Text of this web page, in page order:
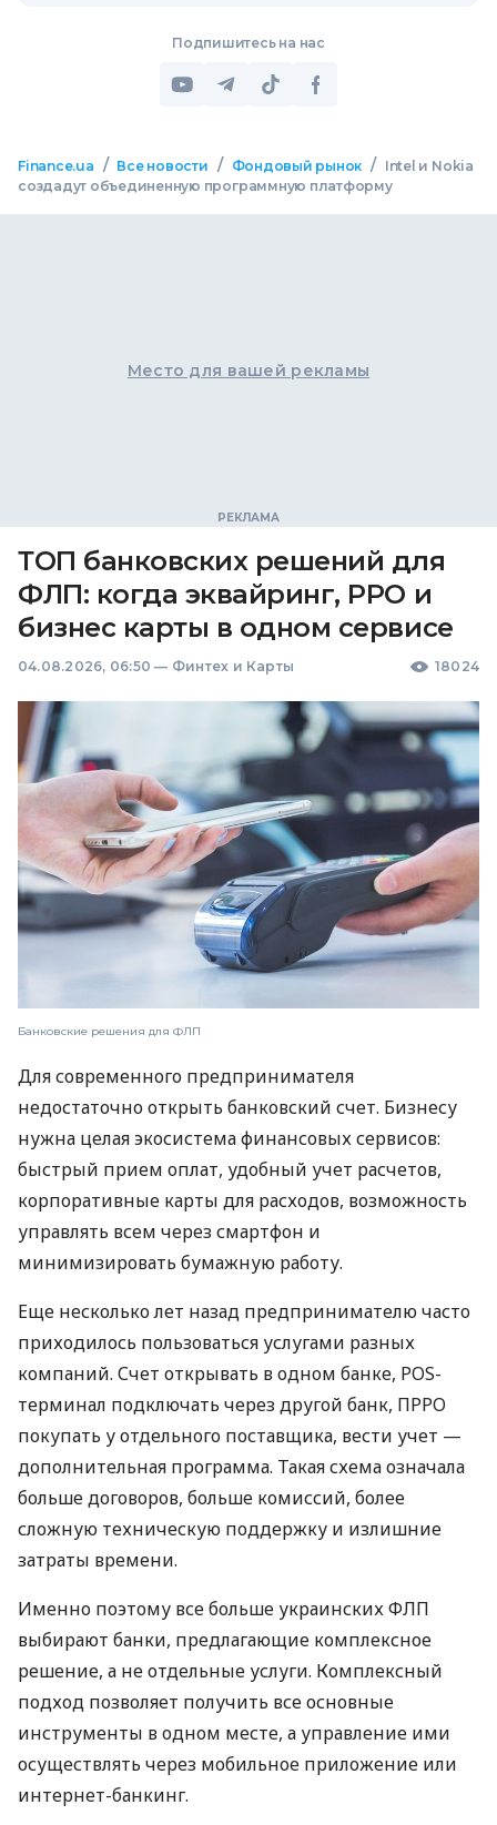
Подпишитесь на нас
Finance.ua / Все новости / Фондовый рынок /
Intel и Nokia
создадут объединенную программную платформу
Место для вашей рекламы
ТОП банковских решений для
ФЛП: когда эквайринг, РРО и
бизнес карты в одном сервисе
04.08.2026, 06:50 — Финтех и Карты 18024
Банковские решения для ФЛП
Для современного предпринимателя
недостаточно открыть банковский счет. Бизнесу
нужна целая экосистема финансовых сервисов:
быстрый прием оплат, удобный учет расчетов,
корпоративные карты для расходов, возможность
управлять всем через смартфон и
минимизировать бумажную работу.
Еще несколько лет назад предпринимателю часто
приходилось пользоваться услугами разных
компаний. Счет открывать в одном банке, POS-
терминал подключать через другой банк, ПРРО
покупать у отдельного поставщика, вести учет —
дополнительная программа. Такая схема означала
больше договоров, больше комиссий, более
сложную техническую поддержку и излишние
затраты времени.
Именно поэтому все больше украинских ФЛП
выбирают банки, предлагающие комплексное
решение, а не отдельные услуги. Комплексный
подход позволяет получить все основные
инструменты в одном месте, а управление ими
осуществлять через мобильное приложение или
интернет-банкинг.